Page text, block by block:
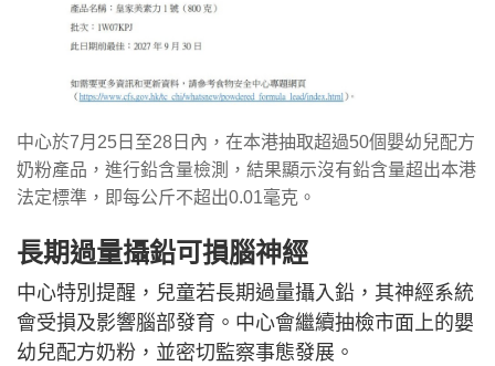
中心於7月25日至28日內，在本港抽取超過50個嬰幼兒配方
奶粉產品，進行鉛含量檢測，結果顯示沒有鉛含量超出本港
法定標準，即每公斤不超出0.01毫克。
長期過量攝鉛可損腦神經
中心特別提醒，兒童若長期過量攝入鉛，其神經系統
會受損及影響腦部發育。中心會繼續抽檢市面上的嬰
幼兒配方奶粉，並密切監察事態發展。